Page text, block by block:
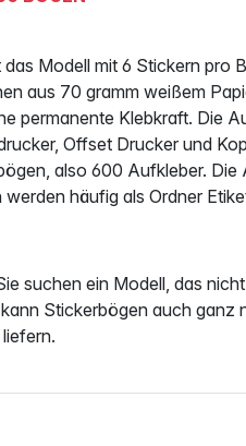
Modell mit 6 Stickern pro
aus 70 gramm weißem
permanente Klebkraft. Die
Offset Drucker und
also 600 Aufkleber. Die
häufig als Ordner
suchen ein Modell, das
Stickerbögen auch ganz